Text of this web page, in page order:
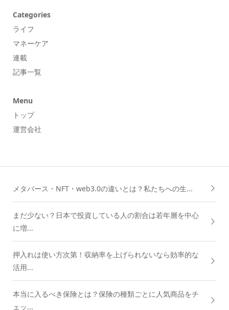
Categories
ライフ
マネーケア
連載
記事一覧
Menu
トップ
運営会社
メタバース・NFT・web3.0の違いとは？私たちへの生...
まだ少ない？日本で投資している人の割合は若年層を中心
に増...
押入れは使い方次第！収納率を上げられないなら効率的な
活用...
本当に入るべき保険とは？保険の種類ごとに人気商品をチ
ェッ...